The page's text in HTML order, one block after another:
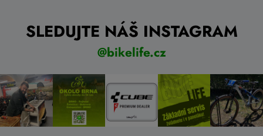
SLEDUJTE NÁŠ INSTAGRAM
@bikelife.cz